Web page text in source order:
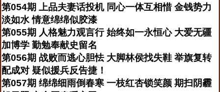
第054期 上品夫妻话投机 同心一体互相惜 金钱势力
淡如水 情意绵绵似胶漆
第055期 人格魅力观言行 始终如一永恒心 大爱无疆
加博学 勤勉奉献史留名
第056期 战败而逃心胆怯 大脚林侯找失鞋 举旗复转
配成对 疑似援兵反告捷！
第057期 绵绵细雨倒春寒 一枝红杏锁笑颜 期扫阴霾